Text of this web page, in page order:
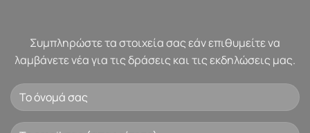
Συμπληρώστε τα στοιχεία σας εάν επιθυμείτε να
λαμβάνετε νέα για τις δράσεις και τις εκδηλώσεις μας.